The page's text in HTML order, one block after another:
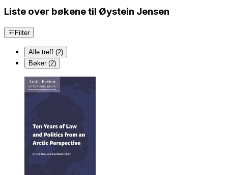
Liste over bøkene til Øystein Jensen
Filter
Alle treff (2)
Bøker (2)